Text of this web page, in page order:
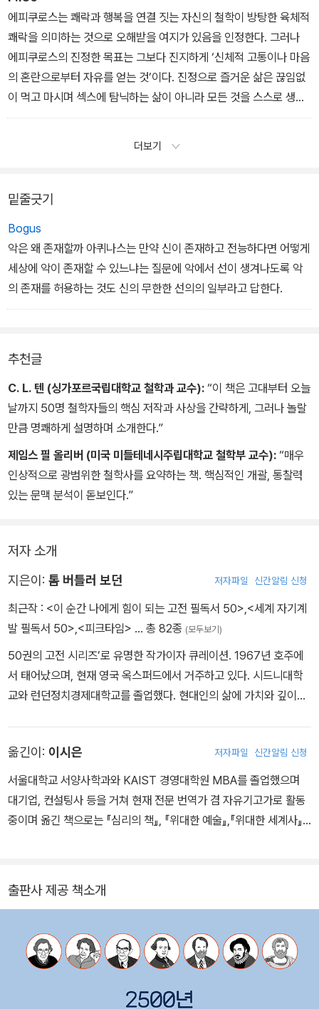
가능해진다. 전체 시스템과 섹스, 젠더 등의 범주에 문제를 느끼는 데
서 해방이 시작되기 때문이다.
_ ‘주디스 버틀러의 《젠더 트러블》’ 중에서
에피쿠로스는 쾌락과 행복을 연결 짓는 자신의 철학이 방탕한 육체적
쾌락을 의미하는 것으로 오해받을 여지가 있음을 인정한다. 그러나
에피쿠로스의 진정한 목표는 그보다 진지하게 ‘신체적 고통이나 마음
의 혼란으로부터 자유를 얻는 것’이다. 진정으로 즐거운 삶은 끊임없
이 먹고 마시며 섹스에 탐닉하는 삶이 아니라 모든 것을 스스로 생각
하고 선택하면서 정신적 고통을 초래할 일은 행동으로 옮기지 않는
더보기
밑줄긋기
Bogus
악은 왜 존재할까 아퀴나스는 만약 신이 존재하고 전능하다면 어떻게
세상에 악이 존재할 수 있느냐는 질문에 악에서 선이 생겨나도록 악
의 존재를 허용하는 것도 신의 무한한 선의의 일부라고 답한다.
추천글
C. L. 텐 (싱가포르국립대학교 철학과 교수): “이 책은 고대부터 오늘
날까지 50명 철학자들의 핵심 저작과 사상을 간략하게, 그러나 놀랄
만큼 명쾌하게 설명하며 소개한다.”
제임스 필 올리버 (미국 미들테네시주립대학교 철학부 교수): “매우
인상적으로 광범위한 철학사를 요약하는 책. 핵심적인 개괄, 통찰력
있는 문맥 분석이 돋보인다.”
저자 소개
지은이: 톰 버틀러 보던 저자파일 신간알림 신청
최근작 : <이 순간 나에게 힘이 되는 고전 필독서 50>,<세계 자기계
발 필독서 50>,<피크타임> … 총 82종 (모두보기)
50권의 고전 시리즈’로 유명한 작가이자 큐레이션. 1967년 호주에
서 태어났으며, 현재 영국 옥스퍼드에서 거주하고 있다. 시드니대학
교와 런던정치경제대학교를 졸업했다. 현대인의 삶에 가치와 깊이를
전 시리즈’로 유명하다. 첫 번째 시리즈인 《세계 자기계발 필독서 5
0》은 2004년 미국 벤저민 프랭클린상을 수상하며 미국 주간지 《포
워드》 선정 ‘올해의 책’이 되었다. 뒤이은 《세계 경제학 필독서 50》
은 2018년 북미 최고의 출판 시상식인 엑시엄 비즈니스 북어워드에
매되었다.
옮긴이: 이시은 저자파일 신간알림 신청
서울대학교 서양사학과와 KAIST 경영대학원 MBA를 졸업했으며
대기업, 컨설팅사 등을 거쳐 현재 전문 번역가 겸 자유기고가로 활동
중이며 옮긴 책으로는 『심리의 책』, 『위대한 예술』,『위대한 세계사』,
출판사 제공 책소개